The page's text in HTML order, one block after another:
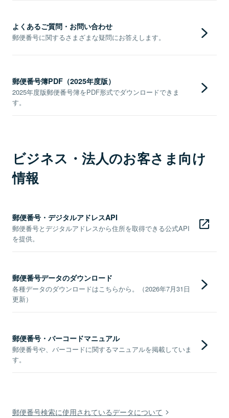
よくあるご質問・お問い合わせ
郵便番号に関するさまざまな疑問にお答えします。
郵便番号簿PDF（2025年度版）
2025年度版郵便番号簿をPDF形式でダウンロードできま
す。
ビジネス・法人のお客さま向け
情報
郵便番号・デジタルアドレスAPI
郵便番号とデジタルアドレスから住所を取得できる公式API
を提供。
郵便番号データのダウンロード
各種データのダウンロードはこちらから。（2026年7月31日
更新）
郵便番号・バーコードマニュアル
郵便番号や、バーコードに関するマニュアルを掲載していま
す。
郵便番号検索に使用されているデータについて